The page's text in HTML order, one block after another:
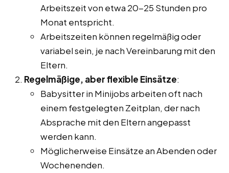
Arbeitszeit von etwa 20-25 Stunden pro
Monat entspricht.
Arbeitszeiten können regelmäßig oder
variabel sein, je nach Vereinbarung mit den
Eltern.
Regelmäßige, aber flexible Einsätze:
Babysitter in Minijobs arbeiten oft nach
einem festgelegten Zeitplan, der nach
Absprache mit den Eltern angepasst
werden kann.
Möglicherweise Einsätze an Abenden oder
Wochenenden.